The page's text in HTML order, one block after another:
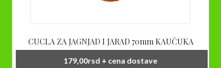
CUCLA ZA JAGNJAD I JARAD 70mm KAUČUKA
179,00rsd + cena dostave